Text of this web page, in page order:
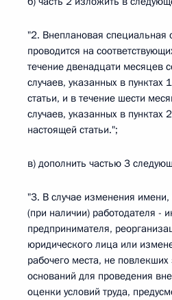
"2. Внеплановая специальная
проводится на
течение двенадцати месяцев
случаев, указанных в пунктах
статьи, и в течение шести
случаев, указанных в пунктах
настоящей статьи.";
в) дополнить частью 3
"3. В случае изменения
(при наличии) работодателя -
предпринимателя,
юридического лица или
рабочего места, не повлекших
оснований для проведения
оценки условий труда,